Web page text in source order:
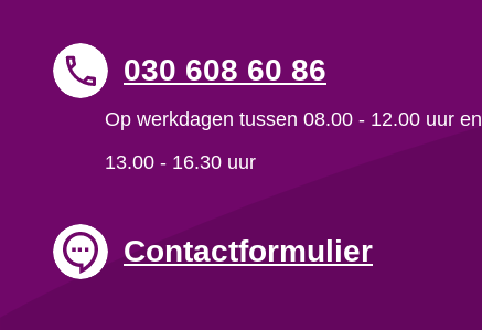
030 608 60 86
Op werkdagen tussen 08.00 - 12.00 uur en
13.00 - 16.30 uur
Contactformulier